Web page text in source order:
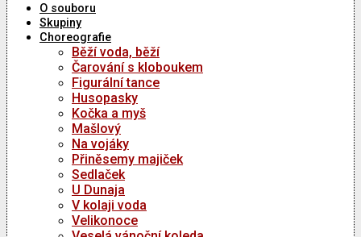
O souboru
Skupiny
Choreografie
Běží voda, běží
Čarování s kloboukem
Figurální tance
Husopasky
Kočka a myš
Mašlový
Na vojáky
Přiněsemy majiček
Sedlaček
U Dunaja
V kolaji voda
Velikonoce